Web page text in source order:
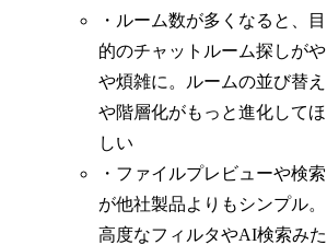
・ルーム数が多くなると、目
的のチャットルーム探しがや
や煩雑に。ルームの並び替え
や階層化がもっと進化してほ
しい
・ファイルプレビューや検索
が他社製品よりもシンプル。
高度なフィルタやAI検索みた